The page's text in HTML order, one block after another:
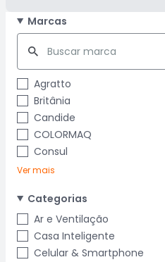
Marcas
Agratto
Britânia
Candide
COLORMAQ
Consul
Ver mais
Categorias
Ar e Ventilação
Casa Inteligente
Celular & Smartphone